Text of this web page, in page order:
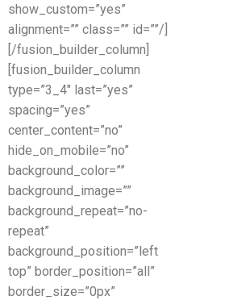
show_custom=”yes”
alignment=”” class=”” id=””/]
[/fusion_builder_column]
[fusion_builder_column
type=”3_4″ last=”yes”
spacing=”yes”
center_content=”no”
hide_on_mobile=”no”
background_color=””
background_image=””
background_repeat=”no-
repeat”
background_position=”left
top” border_position=”all”
border_size=”0px”